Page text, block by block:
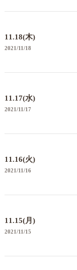
11.18(木)
2021/11/18
11.17(水)
2021/11/17
11.16(火)
2021/11/16
11.15(月)
2021/11/15